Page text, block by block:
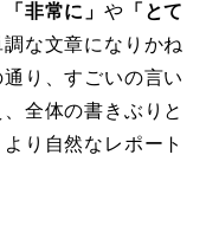
「非常に」 や 「とて
な文章になりかね
り、すごいの言い
全体の書きぶりと
り自然なレポート